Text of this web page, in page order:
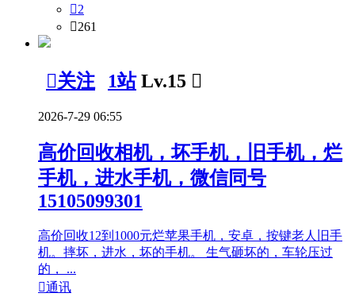
2
261
关注 1站 Lv.15 
2026-7-29 06:55
高价回收相机，坏手机，旧手机，烂
手机，进水手机，微信同号
15105099301
高价回收12到1000元烂苹果手机，安卓，按键老人旧手
机。摔坏，进水，坏的手机。 生气砸坏的，车轮压过
的， ...
通讯